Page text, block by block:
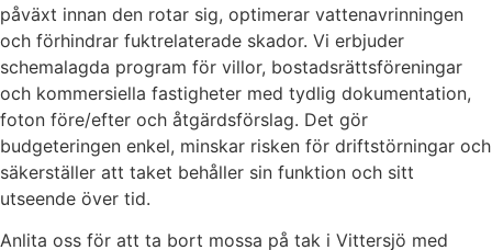
påväxt innan den rotar sig, optimerar vattenavrinningen
och förhindrar fuktrelaterade skador. Vi erbjuder
schemalagda program för villor, bostadsrättsföreningar
och kommersiella fastigheter med tydlig dokumentation,
foton före/efter och åtgärdsförslag. Det gör
budgeteringen enkel, minskar risken för driftstörningar och
säkerställer att taket behåller sin funktion och sitt
utseende över tid.
Anlita oss för att ta bort mossa på tak i Vittersjö med